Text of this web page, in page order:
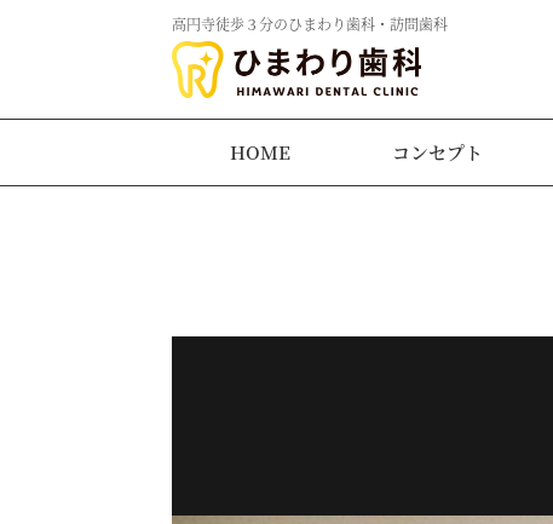
高円寺徒歩３分のひまわり歯科・訪問歯科
HOME コンセプト